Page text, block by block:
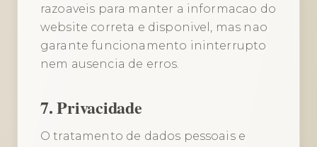
razoaveis para manter a informacao do
website correta e disponivel, mas nao
garante funcionamento ininterrupto
nem ausencia de erros.
7. Privacidade
O tratamento de dados pessoais e